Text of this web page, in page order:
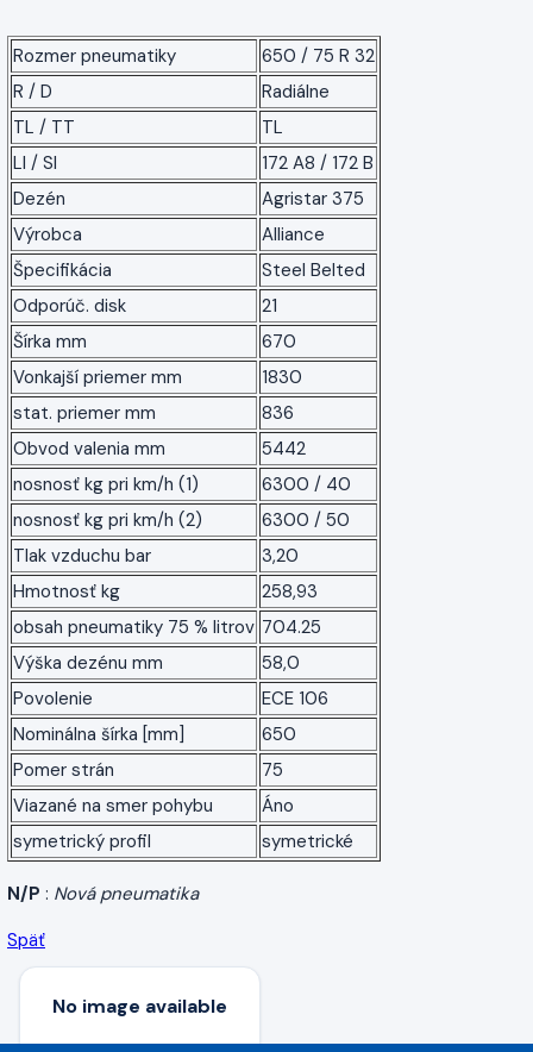
Rozmer pneumatiky
650 / 75 R 32
R / D
Radiálne
TL / TT
TL
LI / SI
172 A8 / 172 B
Dezén
Agristar 375
Výrobca
Alliance
Špecifikácia
Steel Belted
Odporúč. disk
21
Šírka mm
670
Vonkajší priemer mm
1830
stat. priemer mm
836
Obvod valenia mm
5442
nosnosť kg pri km/h (1)
6300 / 40
nosnosť kg pri km/h (2)
6300 / 50
Tlak vzduchu bar
3,20
Hmotnosť kg
258,93
obsah pneumatiky 75 % litrov 704.25
Výška dezénu mm
58,0
Povolenie
ECE 106
Nominálna šírka [mm]
650
Pomer strán
75
Viazané na smer pohybu
Áno
symetrický profil
symetrické
N/P : Nová pneumatika
Späť
No image available